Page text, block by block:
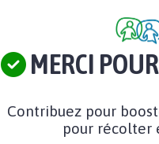
MERCI
Contribuez pour
pour récolter